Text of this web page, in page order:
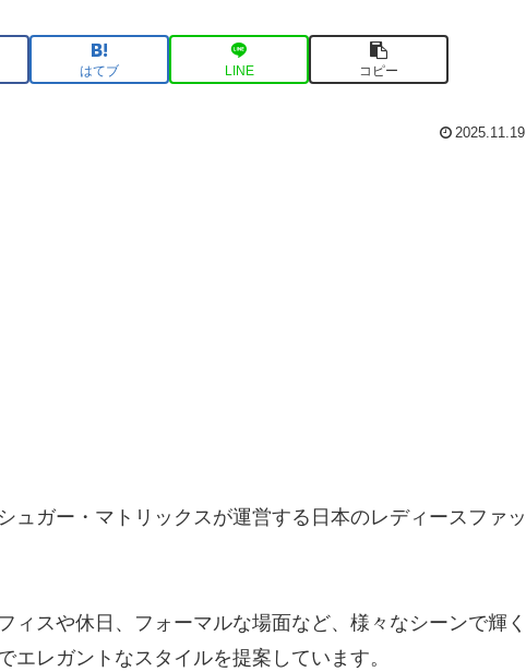
はてブ LINE コピー
2025.11.19
ュガー・マトリックスが運営する日本のレディースファッ
ィスや休日、フォーマルな場面など、様々なシーンで輝く
レガントなスタイルを提案しています。